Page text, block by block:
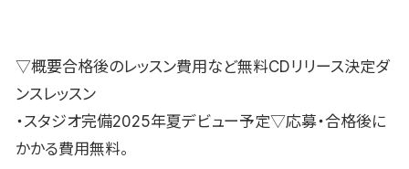
▽概要合格後のレッスン費用など無料CDリリース決定ダ
ンスレッスン
・スタジオ完備2025年夏デビュー予定▽応募・合格後に
かかる費用無料。